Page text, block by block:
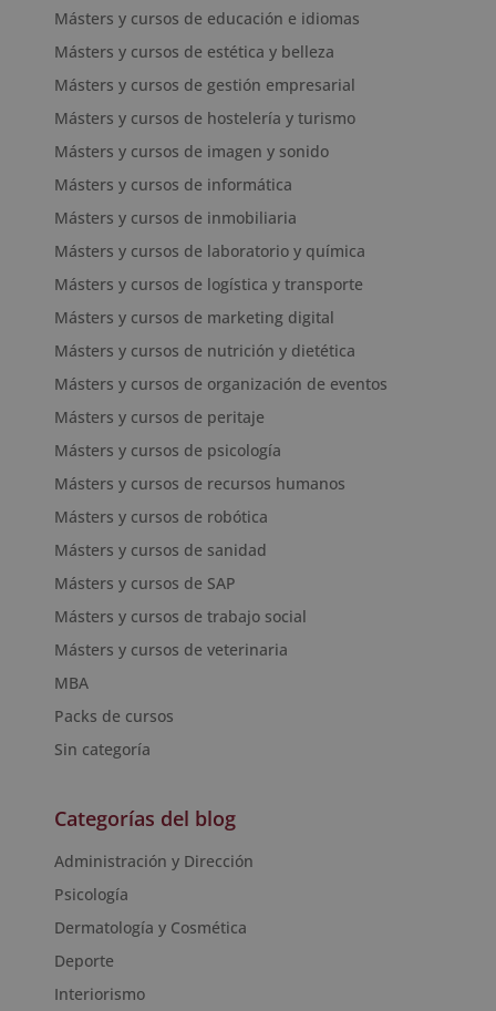
Másters y cursos de educación e idiomas
Másters y cursos de estética y belleza
Másters y cursos de gestión empresarial
Másters y cursos de hostelería y turismo
Másters y cursos de imagen y sonido
Másters y cursos de informática
Másters y cursos de inmobiliaria
Másters y cursos de laboratorio y química
Másters y cursos de logística y transporte
Másters y cursos de marketing digital
Másters y cursos de nutrición y dietética
Másters y cursos de organización de eventos
Másters y cursos de peritaje
Másters y cursos de psicología
Másters y cursos de recursos humanos
Másters y cursos de robótica
Másters y cursos de sanidad
Másters y cursos de SAP
Másters y cursos de trabajo social
Másters y cursos de veterinaria
MBA
Packs de cursos
Sin categoría
Categorías del blog
Administración y Dirección
Psicología
Dermatología y Cosmética
Deporte
Interiorismo